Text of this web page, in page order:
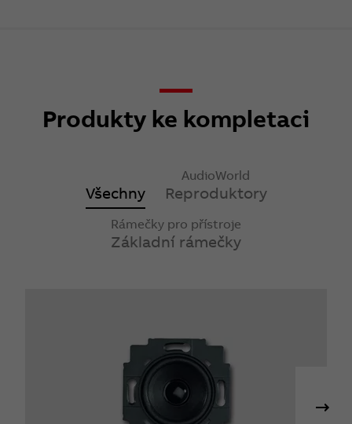
Produkty ke kompletaci
Všechny
AudioWorld
Reproduktory
Rámečky pro přístroje
Základní rámečky